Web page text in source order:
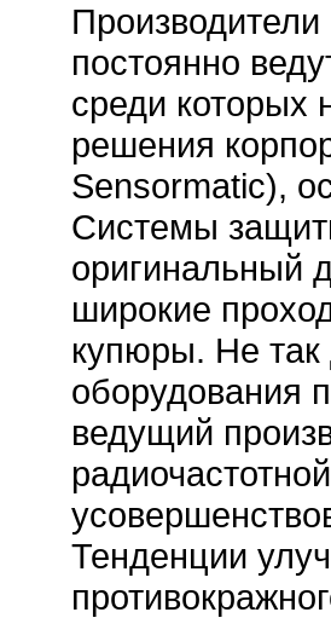
постоянно
среди которых
решения
Sensormatic),
Системы
оригинальный
широкие
купюры. Не так
оборудования
ведущий
Тенденции